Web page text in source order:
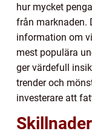
hur mycket
från marknaden.
information om
mest populära
ger värdefull
trender och
investerare att